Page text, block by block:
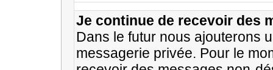
Je continue de recevoir des
Dans le futur nous ajouterons
messagerie privée. Pour le